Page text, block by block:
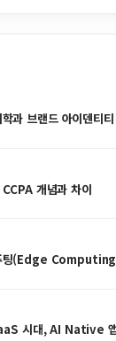
과 브랜드 아이덴티
개념과 차이
팅(Edge
시대, AI Native 앱